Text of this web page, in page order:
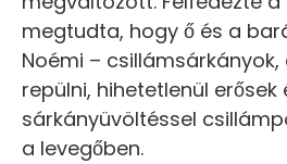
megtudta, hogy ő és a
Noémi – csillámsárkányok,
repülni, hihetetlenül
sárkányüvöltéssel
a levegőben.